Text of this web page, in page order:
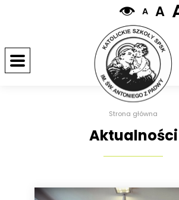
A A
Strona główna
Aktualności